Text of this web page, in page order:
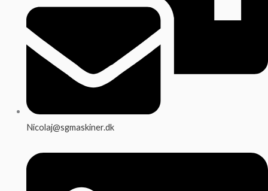
Nicolaj@sgmaskiner.dk